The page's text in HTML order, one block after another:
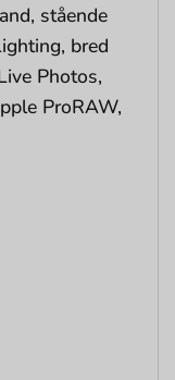
stående
bred
Photos,
ProRAW,